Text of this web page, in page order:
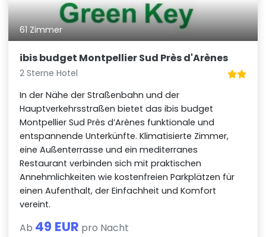
61 Zimmer
ibis budget Montpellier Sud Près d'Arènes
2 Sterne Hotel
In der Nähe der Straßenbahn und der
Hauptverkehrsstraßen bietet das ibis budget
Montpellier Sud Près d’Arènes funktionale und
entspannende Unterkünfte. Klimatisierte Zimmer,
eine Außenterrasse und ein mediterranes
Restaurant verbinden sich mit praktischen
Annehmlichkeiten wie kostenfreien Parkplätzen für
einen Aufenthalt, der Einfachheit und Komfort
vereint.
Ab 49 EUR pro Nacht